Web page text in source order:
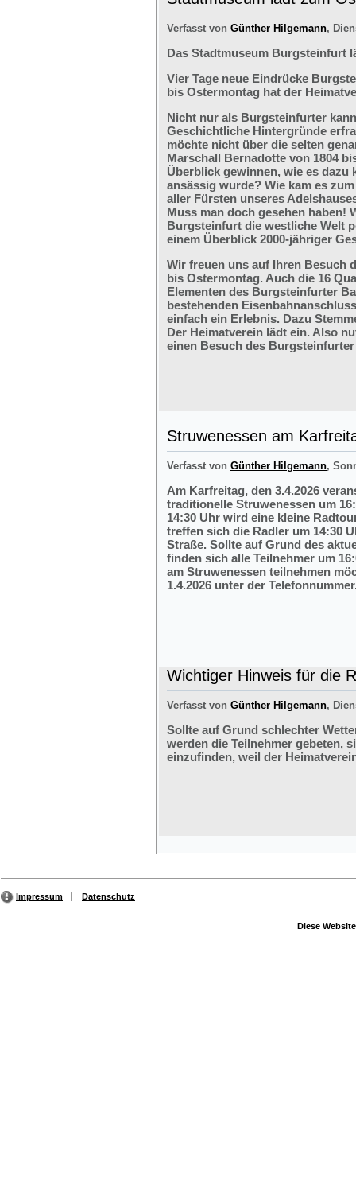
Verfasst von Günther Hilgemann,
Das Stadtmuseum Burgsteinfurt
Vier Tage neue Eindrücke
bis Ostermontag hat der
Nicht nur als Burgsteinfurter
Geschichtliche Hintergründe
möchte nicht über die selten
Marschall Bernadotte von 1804
Überblick gewinnen, wie es dazu
ansässig wurde? Wie kam es
aller Fürsten unseres
Muss man doch gesehen haben!
Burgsteinfurt die westliche Welt
einem Überblick 2000-jähriger
Wir freuen uns auf Ihren Besuch
bis Ostermontag. Auch die 16
Elementen des Burgsteinfurter
bestehenden
einfach ein Erlebnis. Dazu
Der Heimatverein lädt ein. Also
einen Besuch des
Struwenessen am
Verfasst von Günther Hilgemann,
Am Karfreitag, den 3.4.2026
traditionelle Struwenessen um
14:30 Uhr wird eine kleine
treffen sich die Radler um 14:30
Straße. Sollte auf Grund des
finden sich alle Teilnehmer um
am Struwenessen teilnehmen
1.4.2026 unter der
Wichtiger Hinweis für die
Verfasst von Günther Hilgemann,
Sollte auf Grund schlechter
werden die Teilnehmer gebeten,
einzufinden, weil der
Impressum Datenschutz
Diese